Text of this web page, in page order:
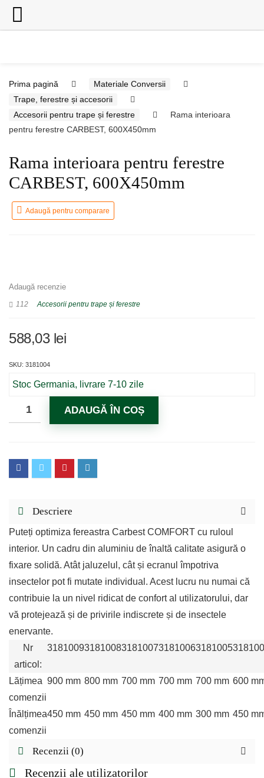
Prima pagină
Materiale Conversii
Trape, ferestre și accesorii
Accesorii pentru trape și ferestre
Rama interioara
pentru ferestre CARBEST, 600X450mm
Rama interioara pentru ferestre
CARBEST, 600X450mm
Adaugă pentru comparare
Adaugă recenzie
112 Accesorii pentru trape și ferestre
588,03 lei
SKU: 3181004
Stoc Germania, livrare 7-10 zile
ADAUGĂ ÎN COȘ
Descriere
Puteți optimiza fereastra Carbest COMFORT cu ruloul
interior. Un cadru din aluminiu de înaltă calitate asigură o
fixare solidă. Atât jaluzelul, cât și ecranul împotriva
insectelor pot fi mutate individual. Acest lucru nu numai că
contribuie la un nivel ridicat de confort al utilizatorului, dar
vă protejează și de privirile indiscrete și de insectele
enervante.
Nr
articol:
31810093181008318100731810063181005
Lățimea
comenzii
900 mm 800 mm 700 mm 700 mm 700 mm 600
Înălțimea
comenzii
450 mm 450 mm 450 mm 400 mm 300 mm 450
Recenzii (0)
Recenzii ale utilizatorilor